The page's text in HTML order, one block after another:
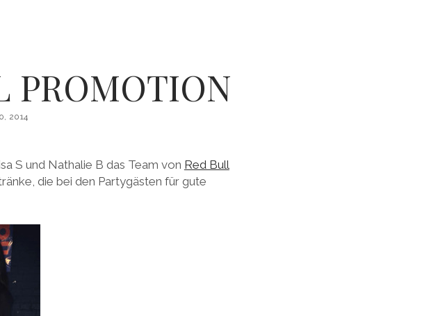
PROMOTION
2014
S und Nathalie B das Team von Red Bull
die bei den Partygästen für gute